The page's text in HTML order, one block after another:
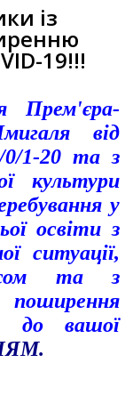
із
19!!!
Прем'єра-
від
0/1-20 та з
культури
у
освіти з
ситуації,
та з
до вашої
.